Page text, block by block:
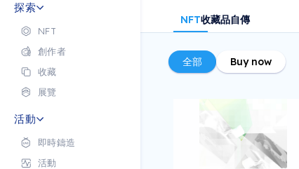
探索
NFT
創作者
收藏
展覽
活動
即時鑄造
活動
NFT收藏品自傳
全部 Buy now